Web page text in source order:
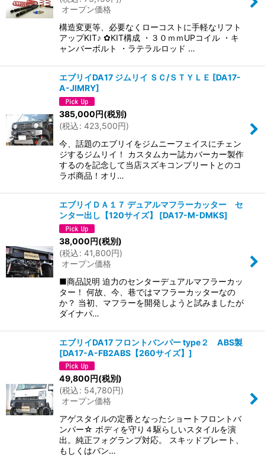
オープン価格
構造変更等、必要なくローコストに手軽なリフト
アップKIT♪ ✿KIT構成 ・３０ｍｍUPコイル ・キ
ャンバーボルト ・ラテラルロッド …
エブリイDA17 ジムリイ ＳＣ/ＳＴＹＬＥ [DA17-
A-JIMRY]
385,000円(税別)
(税込: 423,500円)
今、話題のエブリイをジムニーフェイスにチェン
ジするジムリイ！ カスタムカー誌カバーカー製作
するのを記念して当店スズキコンプリートとのコ
ラボ商品！オリ…
エブリイＤＡ１７ デュアルマフラーカッター セ
ンター出し【120サイズ】
[DA17-M-DMKS]
38,000円(税別)
(税込: 41,800円)
オープン価格
■商品説明 迫力のセンターデュアルマフラーカッ
ター！ 何故、今、巷ではマフラーカッターなの
か？ 当初、マフラーを開発しようと試みましたが
ダイナパ…
エブリイDA17 フロントバンパー type２ ABS製
[DA17-A-FB2ABS【260サイズ】 ]
49,800円(税別)
(税込: 54,780円)
オープン価格
アゲスタイルの定番となったショートフロントバ
ンパー☆ ボディを守り４駆らしいスタイルを演
出。純正フォグランプ対応。 スキッドプレート、
もしくはバン…